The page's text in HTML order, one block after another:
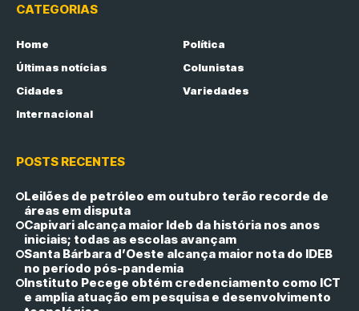
CATEGORIAS
Home
Política
Últimas notícias
Colunistas
Cidades
Variedades
Internacional
POSTS RECENTES
Leilões de petróleo em outubro terão recorde de
áreas em disputa
Capivari alcança maior Ideb da história nos anos
iniciais; todas as escolas avançam
Santa Bárbara d’Oeste alcança maior nota do IDEB
no período pós-pandemia
Instituto Pecege obtém credenciamento como ICT
e amplia atuação em pesquisa e desenvolvimento